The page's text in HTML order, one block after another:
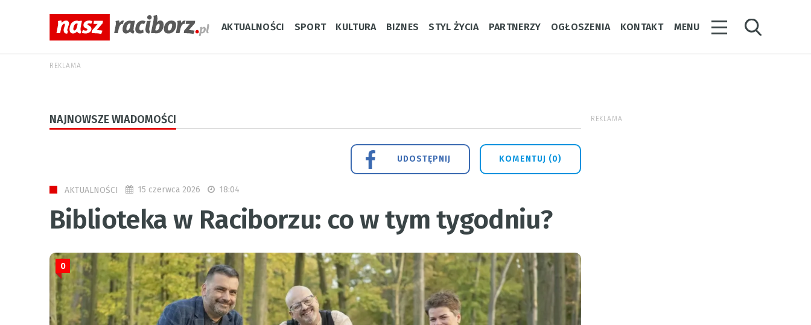
AKTUALNOŚCI SPORT KULTURA BIZNES STYL ŻYCIA PARTNERZY OGŁOSZENIA KONTAKT MENU
REKLAMA
NAJNOWSZE WIADOMOŚCI
KOMENTUJ (0)
UDOSTĘPNIJ
AKTUALNOŚCI 15 czerwca 2026 18:04
Biblioteka w Raciborzu: co w tym tygodniu?
0
REKLAMA